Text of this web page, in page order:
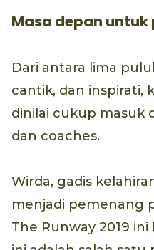
Masa depan
Dari antara lima
cantik, dan inspirati,
dinilai cukup masuk
dan coaches.
Wirda, gadis
menjadi pemenang
The Runway 2019